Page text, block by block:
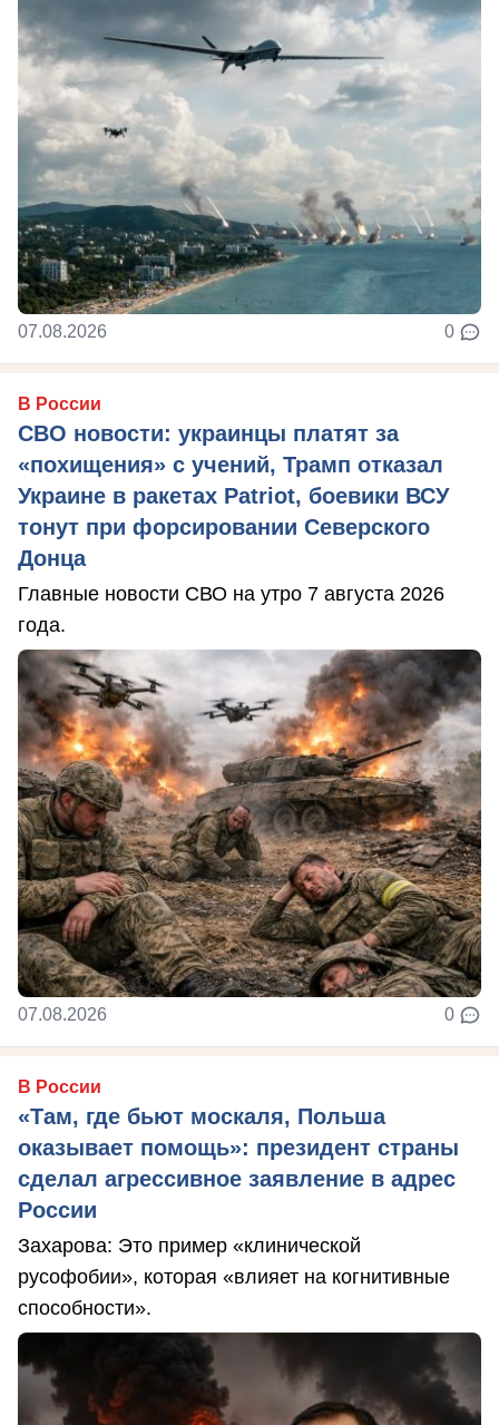
07.08.2026 0
В России
СВО новости: украинцы платят за
«похищения» с учений, Трамп отказал
Украине в ракетах Patriot, боевики ВСУ
тонут при форсировании Северского
Донца
Главные новости СВО на утро 7 августа 2026
года.
07.08.2026 0
В России
«Там, где бьют москаля, Польша
оказывает помощь»: президент страны
сделал агрессивное заявление в адрес
России
Захарова: Это пример «клинической
русофобии», которая «влияет на когнитивные
способности».